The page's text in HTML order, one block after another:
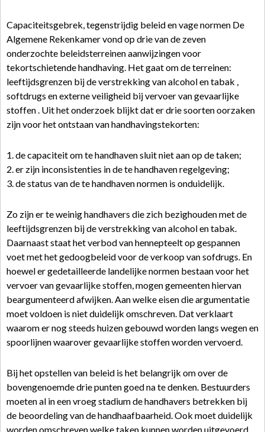
Capaciteitsgebrek, tegenstrijdig beleid en vage normen De
Algemene Rekenkamer vond op drie van de zeven
onderzochte beleidsterreinen aanwijzingen voor
tekortschietende handhaving. Het gaat om de terreinen:
leeftijdsgrenzen bij de verstrekking van alcohol en tabak ,
softdrugs en externe veiligheid bij vervoer van gevaarlijke
stoffen . Uit het onderzoek blijkt dat er drie soorten oorzaken
zijn voor het ontstaan van handhavingstekorten:
1. de capaciteit om te handhaven sluit niet aan op de taken;
2. er zijn inconsistenties in de te handhaven regelgeving;
3. de status van de te handhaven normen is onduidelijk.
Zo zijn er te weinig handhavers die zich bezighouden met de
leeftijdsgrenzen bij de verstrekking van alcohol en tabak.
Daarnaast staat het verbod van hennepteelt op gespannen
voet met het gedoogbeleid voor de verkoop van sofdrugs. En
hoewel er gedetailleerde landelijke normen bestaan voor het
vervoer van gevaarlijke stoffen, mogen gemeenten hiervan
beargumenteerd afwijken. Aan welke eisen die argumentatie
moet voldoen is niet duidelijk omschreven. Dat verklaart
waarom er nog steeds huizen gebouwd worden langs wegen en
spoorlijnen waarover gevaarlijke stoffen worden vervoerd.
Bij het opstellen van beleid is het belangrijk om over de
bovengenoemde drie punten goed na te denken. Bestuurders
moeten al in een vroeg stadium de handhavers betrekken bij
de beoordeling van de handhaafbaarheid. Ook moet duidelijk
worden omschreven welke taken kunnen worden uitgevoerd